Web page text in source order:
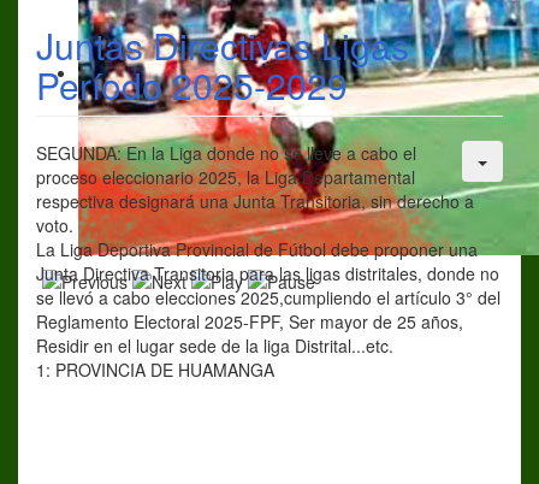
Juntas Directivas Ligas
Período 2025-2029
SEGUNDA: En la Liga donde no se lleve a cabo el
proceso eleccionario 2025, la Liga Departamental
respectiva designará una Junta Transitoria, sin derecho a
voto.
La Liga Deportiva Provincial de Fútbol debe proponer una
Junta Directiva Transitoria para las ligas distritales, donde no
se llevó a cabo elecciones 2025,cumpliendo el artículo 3° del
Reglamento Electoral 2025-FPF, Ser mayor de 25 años,
Residir en el lugar sede de la liga Distrital...etc.
1: PROVINCIA DE HUAMANGA